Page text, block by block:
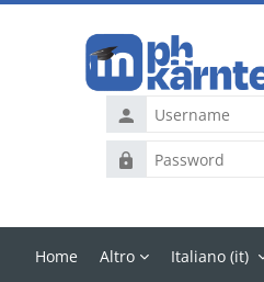
Username
Password
Home Altro Italiano ‎(it)‎